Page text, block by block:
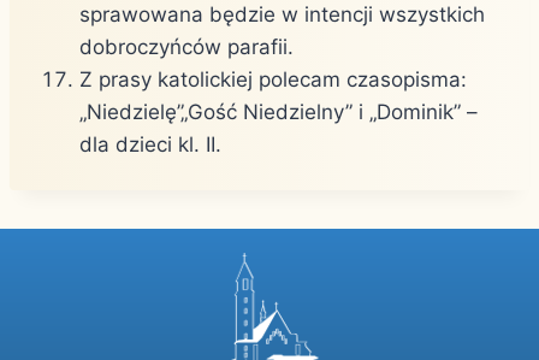
sprawowana będzie w intencji wszystkich
dobroczyńców parafii.
Z prasy katolickiej polecam czasopisma:
„Niedzielę”„Gość Niedzielny” i „Dominik” –
dla dzieci kl. II.